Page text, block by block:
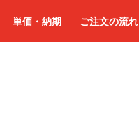
単価・納期 ご注文の流れ